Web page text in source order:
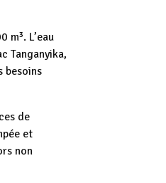
m³. L’eau
Tanganyika,
besoins
de
et
non